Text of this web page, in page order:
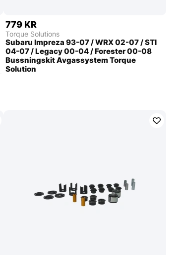
779 KR
Torque Solutions
Subaru Impreza 93-07 / WRX 02-07 / STI
04-07 / Legacy 00-04 / Forester 00-08
Bussningskit Avgassystem Torque
Solution